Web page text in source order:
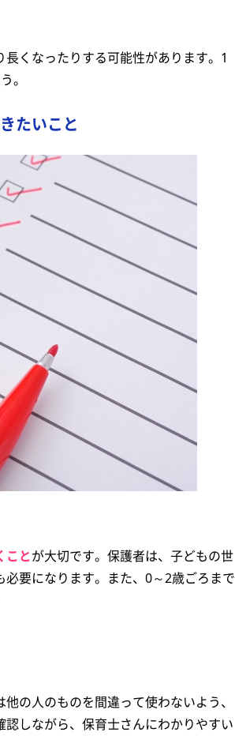
くなったりする可能性があります。1
。
たいこと
ことが大切です。保護者は、子どもの世
要になります。また、0～2歳ごろまで
の人のものを間違って使わないよう、
しながら、保育士さんにわかりやすい